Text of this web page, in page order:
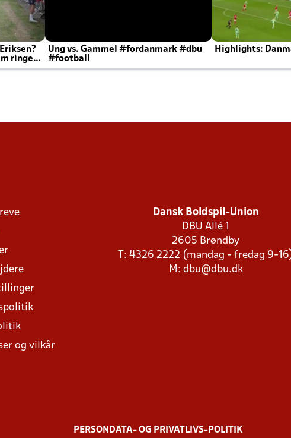
ringer
Ung vs. Gammel #fordanmark #dbu
#football
Highlights:
og vilkår
Dansk Boldspil-Union
DBU Allé 1
2605 Brøndby
T: 4326 2222 (mandag - fredag 9-
M: dbu@dbu.dk
PERSONDATA- OG PRIVATLIVS-POLITIK